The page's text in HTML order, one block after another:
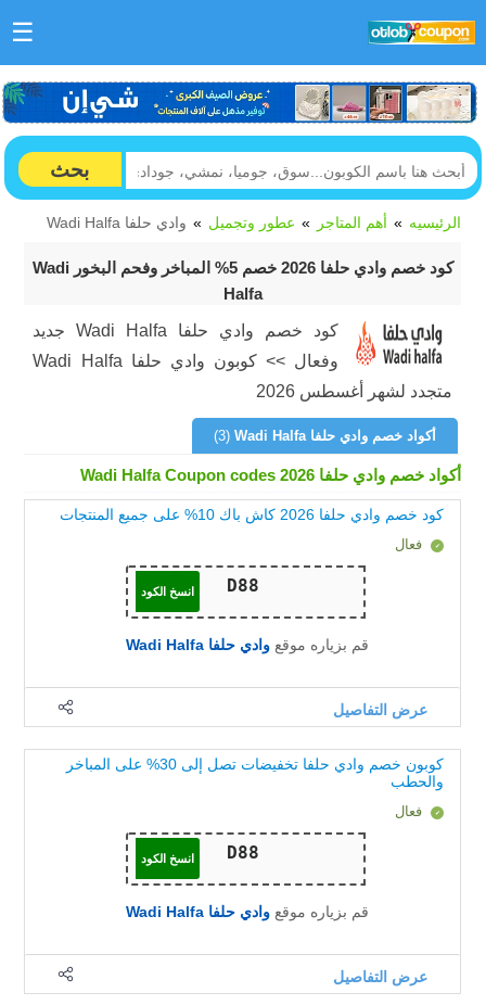
☰
بحث
الرئيسيه أهم المتاجر عطور وتجميل وادي حلفا Wadi Halfa
كود خصم وادي حلفا 2026 خصم 5% المباخر وفحم البخور Wadi
Halfa
كود خصم وادي حلفا Wadi Halfa جديد
وفعال >> كوبون وادي حلفا Wadi Halfa
متجدد لشهر أغسطس 2026
أكواد خصم وادي حلفا Wadi Halfa (3)
أكواد خصم وادي حلفا Wadi Halfa Coupon codes 2026
كود خصم وادي حلفا 2026 كاش باك 10% على جميع المنتجات
فعال
انسخ الكود
قم بزياره موقع وادي حلفا Wadi Halfa
عرض التفاصيل
كوبون خصم وادي حلفا تخفيضات تصل إلى 30% على المباخر
والحطب
فعال
انسخ الكود
قم بزياره موقع وادي حلفا Wadi Halfa
عرض التفاصيل